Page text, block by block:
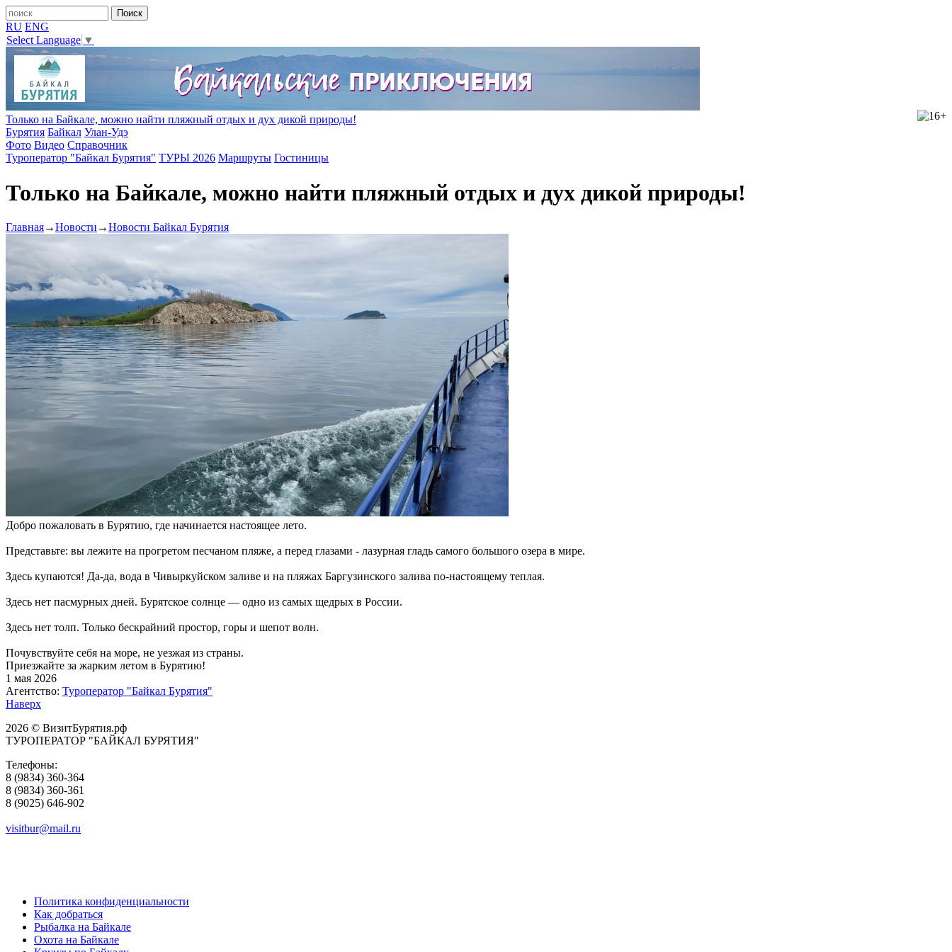
RU ENG
Select Language ▼
Только на Байкале, можно найти пляжный отдых и дух дикой природы!
Бурятия Байкал Улан-Удэ
Фото Видео Справочник
Туроператор "Байкал Бурятия" ТУРЫ 2026 Маршруты Гостиницы
Только на Байкале, можно найти пляжный отдых и дух дикой природы!
Главная→Новости →Новости Байкал Бурятия
Добро пожаловать в Бурятию, где начинается настоящее лето.
Представьте: вы лежите на прогретом песчаном пляже, а перед глазами - лазурная гладь самого большого озера в мире.
Здесь купаются! Да-да, вода в Чивыркуйском заливе и на пляжах Баргузинского залива по-настоящему теплая.
Здесь нет пасмурных дней. Бурятское солнце — одно из самых щедрых в России.
Здесь нет толп. Только бескрайний простор, горы и шепот волн.
Почувствуйте себя на море, не уезжая из страны.
Приезжайте за жарким летом в Бурятию!
1 мая 2026
Агентство: Туроператор "Байкал Бурятия"
Наверх
2026 © ВизитБурятия.рф
ТУРОПЕРАТОР "БАЙКАЛ БУРЯТИЯ"
Телефоны:
8 (9834) 360-364
8 (9834) 360-361
8 (9025) 646-902
visitbur@mail.ru
Политика конфиденциальности
Как добраться
Рыбалка на Байкале
Охота на Байкале